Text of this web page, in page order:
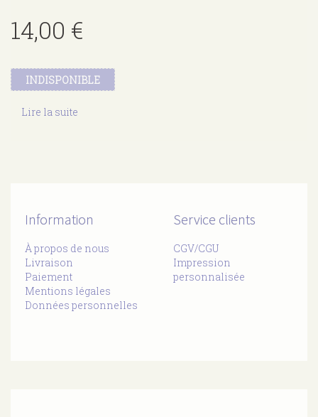
14,00 €
INDISPONIBLE
Lire la suite
Information
À propos de nous
Livraison
Paiement
Mentions légales
Données personnelles
Service clients
CGV/CGU
Impression
personnalisée